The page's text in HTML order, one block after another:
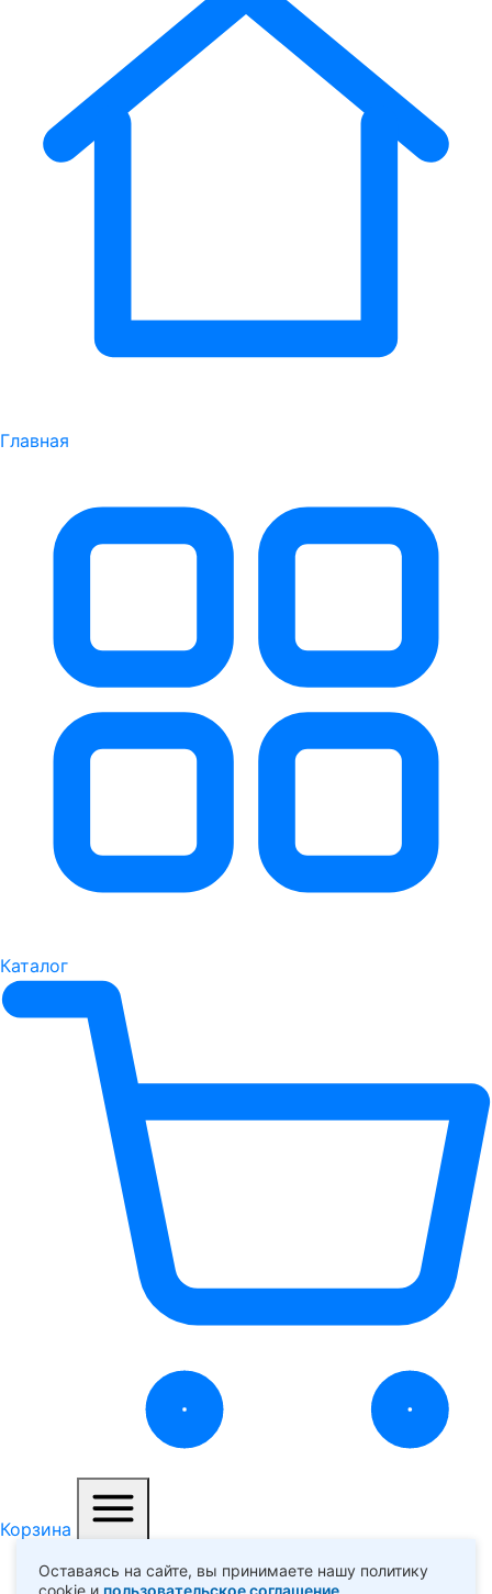
Оставаясь на сайте, вы принимаете нашу политику
cookie и пользовательское соглашение
Главная
Каталог
Корзина